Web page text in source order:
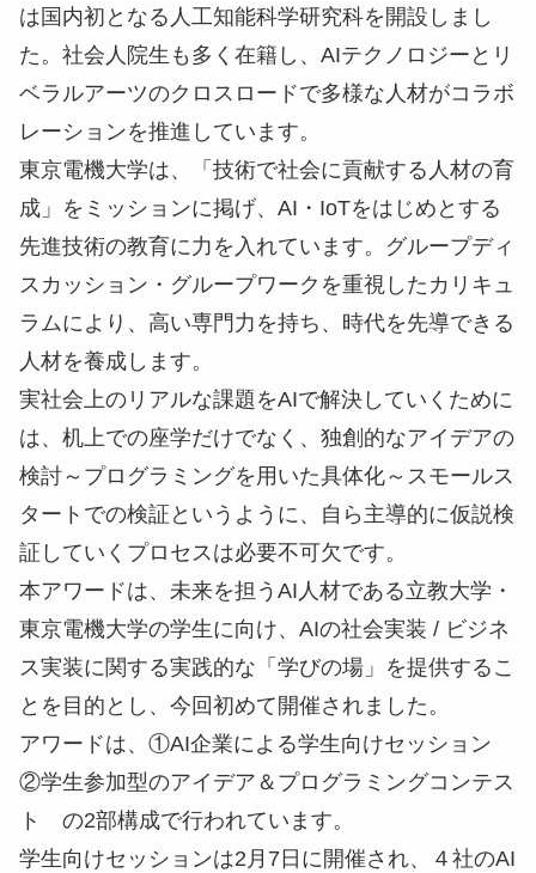
は国内初となる人工知能科学研究科を開設しまし
た。社会人院生も多く在籍し、AIテクノロジーとリ
ベラルアーツのクロスロードで多様な人材がコラボ
レーションを推進しています。
東京電機大学は、「技術で社会に貢献する人材の育
成」をミッションに掲げ、AI・IoTをはじめとする
先進技術の教育に力を入れています。グループディ
スカッション・グループワークを重視したカリキュ
ラムにより、高い専門力を持ち、時代を先導できる
人材を養成します。
実社会上のリアルな課題をAIで解決していくために
は、机上での座学だけでなく、独創的なアイデアの
検討～プログラミングを用いた具体化～スモールス
タートでの検証というように、自ら主導的に仮説検
証していくプロセスは必要不可欠です。
本アワードは、未来を担うAI人材である立教大学・
東京電機大学の学生に向け、AIの社会実装 / ビジネ
ス実装に関する実践的な「学びの場」を提供するこ
とを目的とし、今回初めて開催されました。
アワードは、①AI企業による学生向けセッション
②学生参加型のアイデア＆プログラミングコンテス
ト の2部構成で行われています。
学生向けセッションは2月7日に開催され、４社のAI